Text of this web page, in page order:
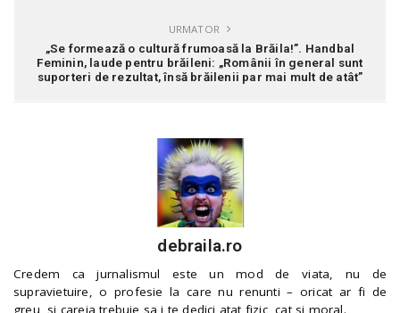
URMATOR
„Se formează o cultură frumoasă la Brăila!”. Handbal
Feminin, laude pentru brăileni: „Românii în general sunt
suporteri de rezultat, însă brăilenii par mai mult de atât”
debraila.ro
Credem ca jurnalismul este un mod de viata, nu de
supravietuire, o profesie la care nu renunti – oricat ar fi de
greu, si careia trebuie sa i te dedici atat fizic, cat si moral.